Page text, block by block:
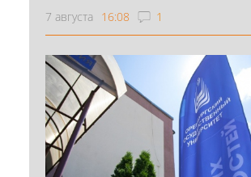
7 августа 16:08 1